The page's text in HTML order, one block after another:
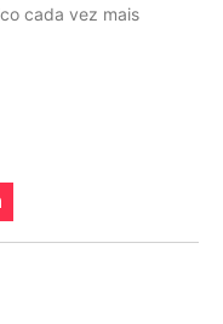
cada vez mais